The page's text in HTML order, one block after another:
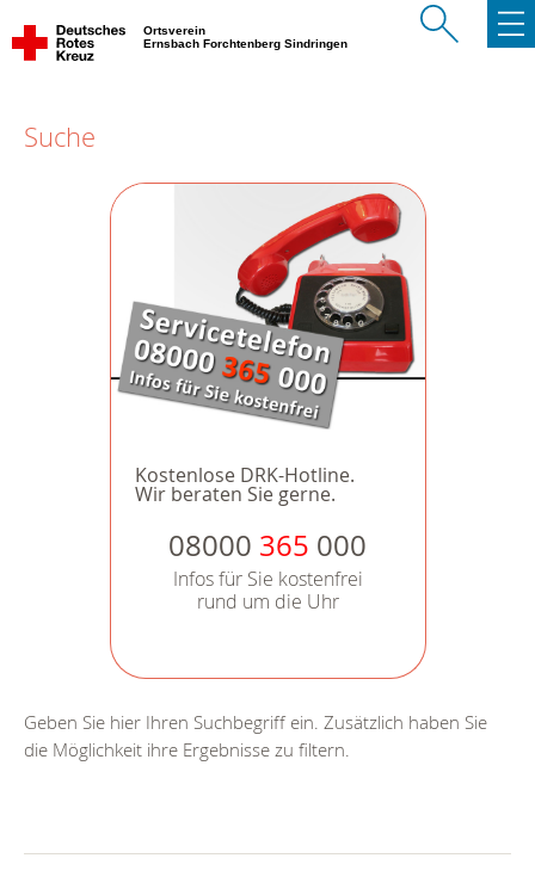
Ortsverein
Ernsbach Forchtenberg Sindringen
Suche
Kostenlose DRK-Hotline.
Wir beraten Sie gerne.
08000 365 000
Infos für Sie kostenfrei
rund um die Uhr
Geben Sie hier Ihren Suchbegriff ein. Zusätzlich haben Sie
die Möglichkeit ihre Ergebnisse zu filtern.